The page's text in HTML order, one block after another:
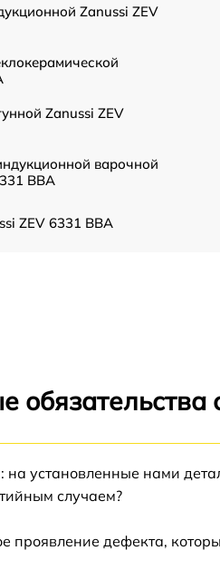
Zanussi ZEV
Zanussi ZEV
варочной
BBA
ZEV 6331 BBA
Zanussi ZEV 6331
ZEV 6331 BBA
на установленные нами
случаем?
проявление дефекта,